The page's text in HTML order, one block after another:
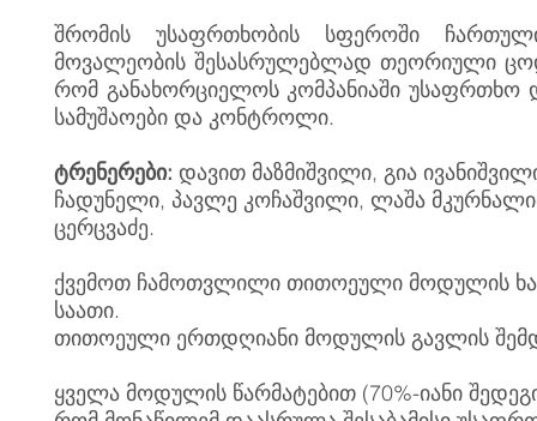
შრომის უსაფრთხობის სფეროში
მოვალეობის შესასრულებლად თეორიული
რომ განახორციელოს კომპანიაში უსაფრთხო
სამუშაოები და კონტროლი.
ტრენერები: დავით მაზმიშვილი, გია
ჩადუნელი, პავლე კოჩაშვილი, ლაშა
ცერცვაძე.
ქვემოთ ჩამოთვლილი თითოეული მოდულის
საათი.
თითოეული ერთდღიანი მოდულის გავლის
ყველა მოდულის წარმატებით (70%-იანი